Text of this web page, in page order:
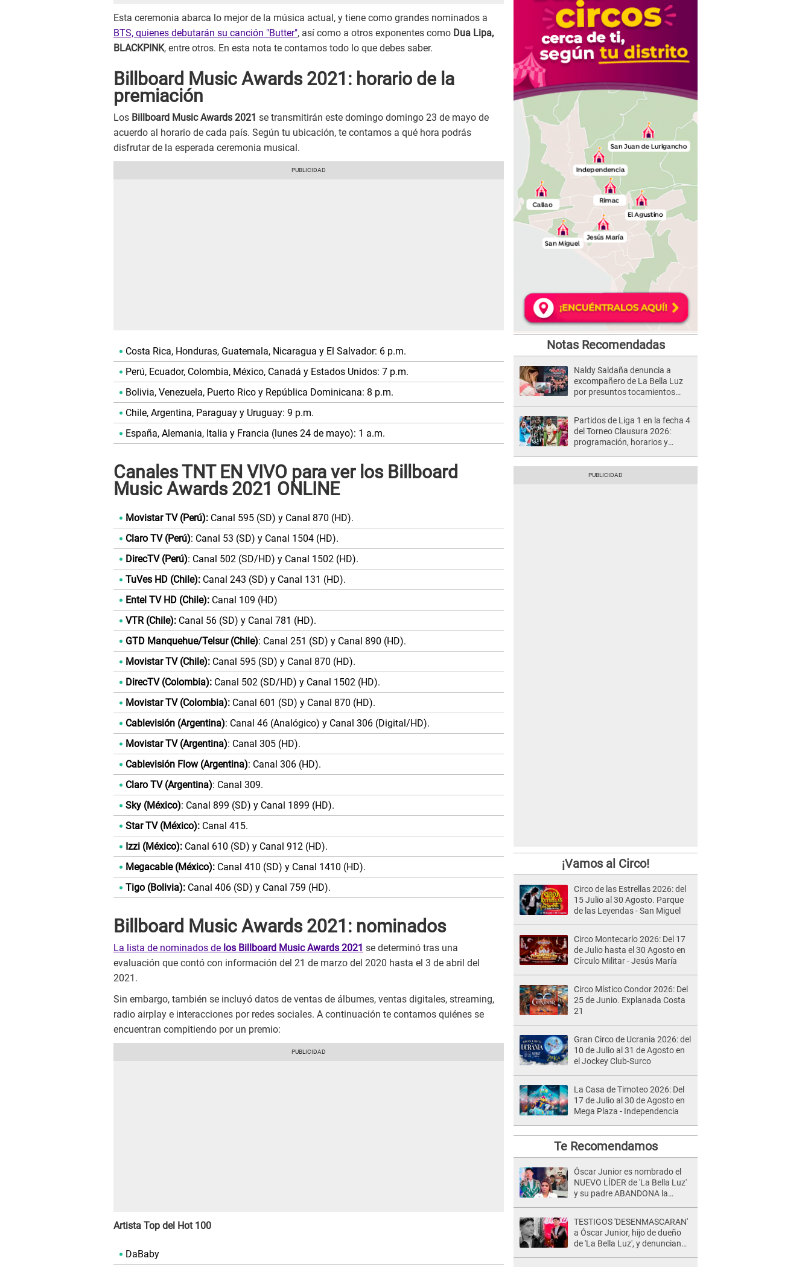
Esta ceremonia abarca lo mejor de la música actual, y tiene como grandes nominados a
BTS, quienes debutarán su canción "Butter", así como a otros exponentes como Dua Lipa,
BLACKPINK, entre otros. En esta nota te contamos todo lo que debes saber.
Billboard Music Awards 2021: horario de la
premiación
Los Billboard Music Awards 2021 se transmitirán este domingo domingo 23 de mayo de
acuerdo al horario de cada país. Según tu ubicación, te contamos a qué hora podrás
disfrutar de la esperada ceremonia musical.
Costa Rica, Honduras, Guatemala, Nicaragua y El Salvador: 6 p.m.
Perú, Ecuador, Colombia, México, Canadá y Estados Unidos: 7 p.m.
Bolivia, Venezuela, Puerto Rico y República Dominicana: 8 p.m.
Chile, Argentina, Paraguay y Uruguay: 9 p.m.
España, Alemania, Italia y Francia (lunes 24 de mayo): 1 a.m.
Canales TNT EN VIVO para ver los Billboard
Music Awards 2021 ONLINE
Movistar TV (Perú): Canal 595 (SD) y Canal 870 (HD).
Claro TV (Perú): Canal 53 (SD) y Canal 1504 (HD).
DirecTV (Perú): Canal 502 (SD/HD) y Canal 1502 (HD).
TuVes HD (Chile): Canal 243 (SD) y Canal 131 (HD).
Entel TV HD (Chile): Canal 109 (HD)
VTR (Chile): Canal 56 (SD) y Canal 781 (HD).
GTD Manquehue/Telsur (Chile): Canal 251 (SD) y Canal 890 (HD).
Movistar TV (Chile): Canal 595 (SD) y Canal 870 (HD).
DirecTV (Colombia): Canal 502 (SD/HD) y Canal 1502 (HD).
Movistar TV (Colombia): Canal 601 (SD) y Canal 870 (HD).
Cablevisión (Argentina): Canal 46 (Analógico) y Canal 306 (Digital/HD).
Movistar TV (Argentina): Canal 305 (HD).
Cablevisión Flow (Argentina): Canal 306 (HD).
Claro TV (Argentina): Canal 309.
Sky (México): Canal 899 (SD) y Canal 1899 (HD).
Star TV (México): Canal 415.
Izzi (México): Canal 610 (SD) y Canal 912 (HD).
Megacable (México): Canal 410 (SD) y Canal 1410 (HD).
Tigo (Bolivia): Canal 406 (SD) y Canal 759 (HD).
Billboard Music Awards 2021: nominados
La lista de nominados de los Billboard Music Awards 2021 se determinó tras una
evaluación que contó con información del 21 de marzo del 2020 hasta el 3 de abril del
2021.
Sin embargo, también se incluyó datos de ventas de álbumes, ventas digitales, streaming,
radio airplay e interacciones por redes sociales. A continuación te contamos quiénes se
encuentran compitiendo por un premio:
Artista Top del Hot 100
DaBaby
Notas Recomendadas
Naldy Saldaña denuncia a
excompañero de La Bella Luz
por presuntos tocamientos
Partidos de Liga 1 en la fecha 4
del Torneo Clausura 2026:
programación, horarios y
¡Vamos al Circo!
Circo de las Estrellas 2026: del
15 Julio al 30 Agosto. Parque
de las Leyendas - San Miguel
Circo Montecarlo 2026: Del 17
de Julio hasta el 30 Agosto en
Círculo Militar - Jesús María
Circo Místico Condor 2026: Del
25 de Junio. Explanada Costa
21
Gran Circo de Ucrania 2026: del
10 de Julio al 31 de Agosto en
el Jockey Club-Surco
La Casa de Timoteo 2026: Del
17 de Julio al 30 de Agosto en
Mega Plaza - Independencia
Te Recomendamos
Óscar Junior es nombrado el
NUEVO LÍDER de 'La Bella Luz'
y su padre ABANDONA la
TESTIGOS 'DESENMASCARAN'
a Óscar Junior, hijo de dueño
de 'La Bella Luz', y denuncian